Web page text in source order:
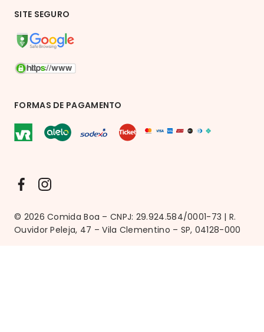
SITE SEGURO
FORMAS DE PAGAMENTO
© 2026 Comida Boa – CNPJ: 29.924.584/0001-73 | R.
Ouvidor Peleja, 47 – Vila Clementino – SP, 04128-000